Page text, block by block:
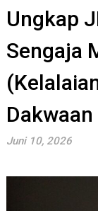
Ungkap
Sengaja
Dakwaan
Juni 10, 2026